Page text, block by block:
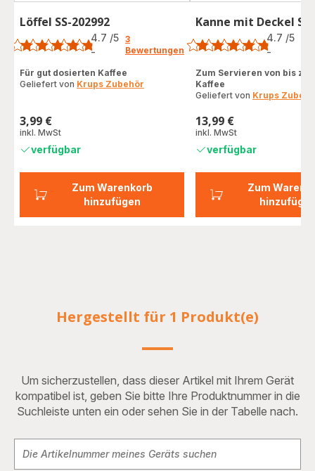
Zum Warenkorb
hinzufügen
Löffel SS-202992
Bewertung
4.7 /5
-
3
Bewertungen
Für gut dosierten Kaffee
Geliefert von Krups Zubehör
Preis
3,99 €
inkl. MwSt
verfügbar
Zum
Kanne mit Deckel
Bewertung
4.7 /5
-
Zum Servieren von bis zu
Kaffee
Geliefert von Krups
Preis
13,99 €
inkl. MwSt
verfügbar
Hergestellt für 1 Produkt(e)
Um sicherzustellen, dass dieser Artikel mit Ihrem Gerät
kompatibel ist, geben Sie bitte Ihre Produktnummer in die
Suchleiste unten ein oder sehen Sie in der Tabelle nach.